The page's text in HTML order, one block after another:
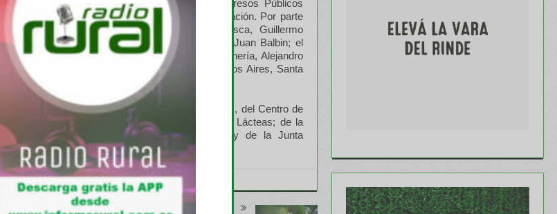
ejecutivo de la Administración Federal de Ingresos Públicos
representantes del Ministerio de Trabajo de la Nación. Por parte
el secretario de Agricultura, Ganadería y Pesca, Guillermo
Senasa, Ricardo Negri; el presidente de INTA, Juan Balbin; el
Rodrigo Troncoso y el director nacional de Lechería, Alejandro
funcionarios del área de las provincias de Buenos Aires, Santa
Ríos y Santiago del Estero.
dirigentes de entidades rurales nacionales, del Centro de
Asociación de Pequeñas y Medianas Empresas Lácteas; de la
del Oeste de la Provincia de Buenos Aires, y de la Junta
Lecheros, entre otros.